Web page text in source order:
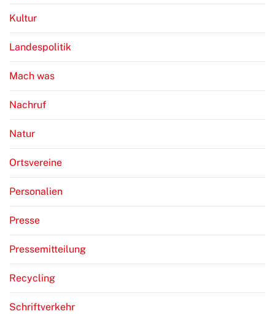
Kultur
Landespolitik
Mach was
Nachruf
Natur
Ortsvereine
Personalien
Presse
Pressemitteilung
Recycling
Schriftverkehr